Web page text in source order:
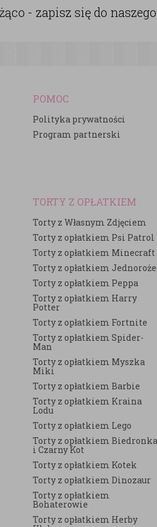
- zapisz się do
POMOC
Polityka prywatności
Program partnerski
TORTY Z OPŁATKIEM
Torty z Własnym Zdjęciem
Torty z opłatkiem Psi Patrol
Torty z opłatkiem Minecraft
Torty z opłatkiem
Torty z opłatkiem Peppa
Torty z opłatkiem Harry
Potter
Torty z opłatkiem Fortnite
Torty z opłatkiem Spider-
Man
Torty z opłatkiem Myszka
Miki
Torty z opłatkiem Barbie
Torty z opłatkiem Kraina
Lodu
Torty z opłatkiem Lego
Torty z opłatkiem Biedronka
i Czarny Kot
Torty z opłatkiem Kotek
Torty z opłatkiem Dinozaur
Torty z opłatkiem
Bohaterowie
Torty z opłatkiem Herby